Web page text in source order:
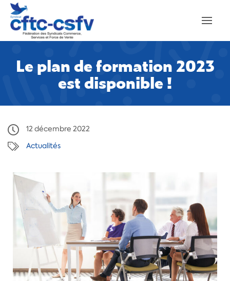
Le plan de formation 2023
est disponible !
12 décembre 2022
Actualités